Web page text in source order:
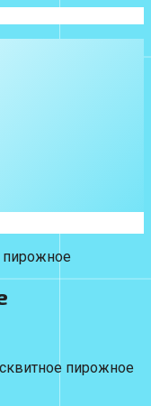
пирожное
пирожное